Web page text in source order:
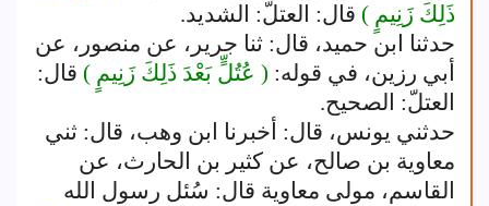
ذَلِكَ زَنِيمٍ ) قال: العتلّ: الشديد.
حدثنا ابن حميد، قال: ثنا جرير، عن منصور، عن
أبي رزين، في قوله: ( عُتُلٍّ بَعْدَ ذَلِكَ زَنِيمٍ ) قال:
العتلّ: الصحيح.
حدثني يونس، قال: أخبرنا ابن وهب، قال: ثني
معاوية بن صالح، عن كثير بن الحارث، عن
القاسم، مولى معاوية قال: سُئل رسول الله